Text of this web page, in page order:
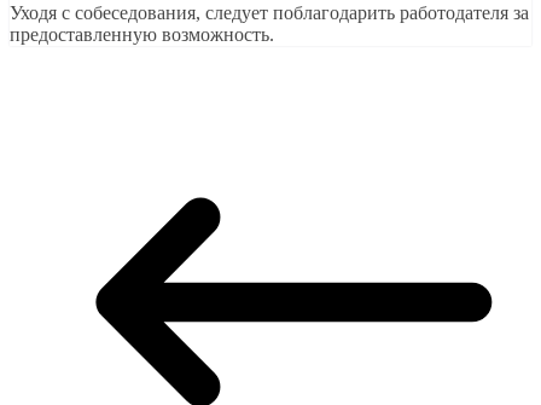
Уходя с собеседования, следует поблагодарить работодателя за
предоставленную возможность.